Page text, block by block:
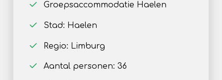
Groepsaccommodatie Haelen
Stad: Haelen
Regio: Limburg
Aantal personen: 36